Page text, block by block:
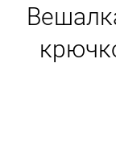
Для кухни
Сантехника